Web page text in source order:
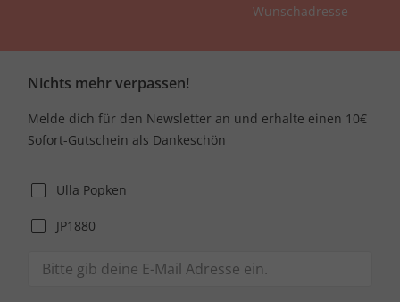
Wunschadresse
Nichts mehr verpassen!
Melde dich für den Newsletter an und erhalte einen 10€
Sofort-Gutschein als Dankeschön
Ulla Popken
JP1880